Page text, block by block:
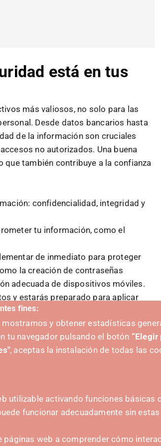
está en tus
más valiosos, no solo para las
Desde datos bancarios hasta
de la información son cruciales
no autorizados. Una buena
también contribuye a la confianza
confidencialidad, integridad y
tu información, como el
de inmediato para proteger
la creación de contraseñas
adecuada de dispositivos móviles.
y estarás preparado para aplicar
fines:
y obtener estadísticas
tu navegador pulsando el botón “Elegir
, aceptas la instalación de todas las
utilizable activando funciones básicas
funcionar adecuadamente sin
web a comprender cómo